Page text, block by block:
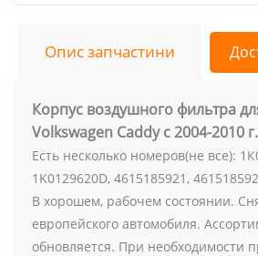
Опис запчастини
Корпус воздушного фильтра
Volkswagen Caddy с 2004-2010
Есть несколько номеров(не все):
1K0129620D, 4615185921,
В хорошем, рабочем состоянии.
европейского автомобиля.
обновляется. При необходимости